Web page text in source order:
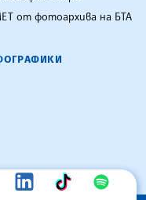
от фотоархива на БТА